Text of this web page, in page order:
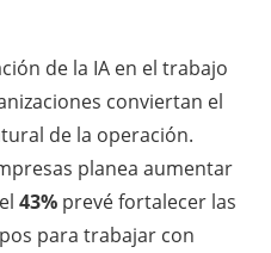
de la IA en el trabajo
conviertan el
de la operación.
planea aumentar
43%prevé fortalecer las
para trabajar con